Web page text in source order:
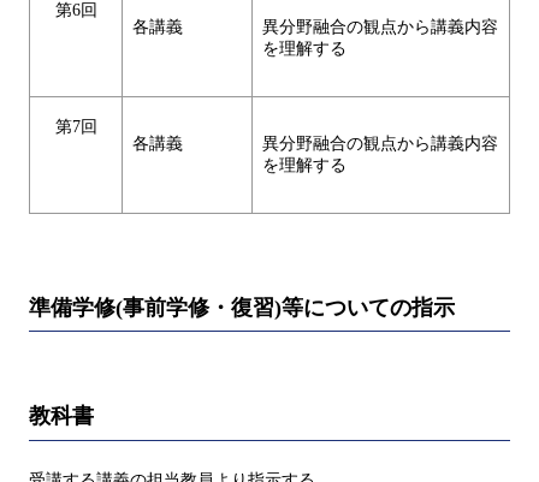
第6回
各講義
異分野融合の観点から講義内容
を理解する
第7回
各講義
異分野融合の観点から講義内容
を理解する
準備学修(事前学修・復習)等についての指示
教科書